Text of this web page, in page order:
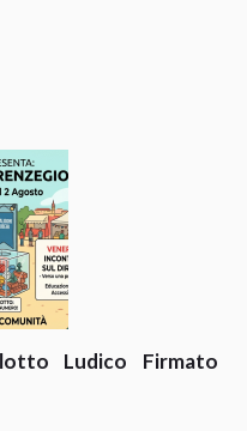
Ludico Firmato